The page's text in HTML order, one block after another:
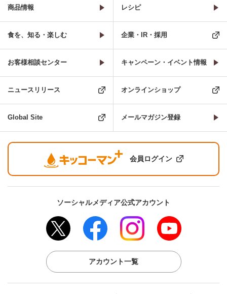
商品情報 レシピ
食を、知る・楽しむ 企業・IR・採用
お客様相談センター キャンペーン・イベント情報
ニュースリリース オンラインショップ
Global Site メールマガジン登録
会員ログイン
ソーシャルメディア公式アカウント
アカウント一覧